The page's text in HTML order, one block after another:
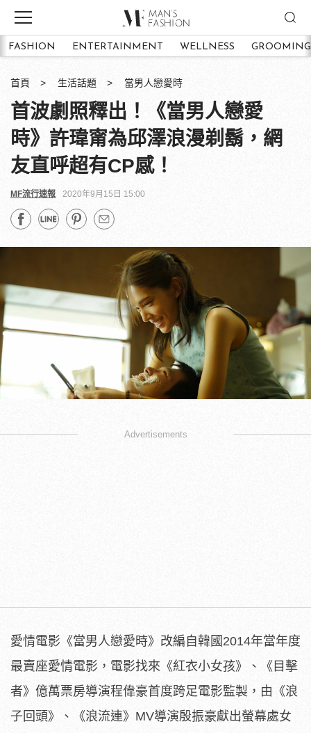
FASHION ENTERTAINMENT WELLNESS GROOMING
首頁 生活話題 當男人戀愛時
首波劇照釋出！《當男人戀愛
時》許瑋甯為邱澤浪漫剃鬍，網
友直呼超有CP感！
MF流行速報 2020年9月15日 15:00
Advertisements
愛情電影《當男人戀愛時》改編自韓國2014年當年度
最賣座愛情電影，電影找來《紅衣小女孩》、《目擊
者》億萬票房導演程偉豪首度跨足電影監製，由《浪
子回頭》、《浪流連》MV導演殷振豪獻出螢幕處女